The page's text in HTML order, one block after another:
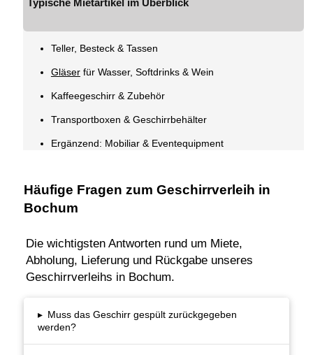
Typische Mietartikel im Überblick
Teller, Besteck & Tassen
Gläserfür Wasser, Softdrinks & Wein
Kaffeegeschirr & Zubehör
Transportboxen & Geschirrbehälter
Ergänzend: Mobiliar & Eventequipment
Häufige Fragen zum Geschirrverleih in
Bochum
Die wichtigsten Antworten rund um Miete,
Abholung, Lieferung und Rückgabe unseres
Geschirrverleihs in Bochum.
▸ Muss das Geschirr gespült zurückgegeben
werden?